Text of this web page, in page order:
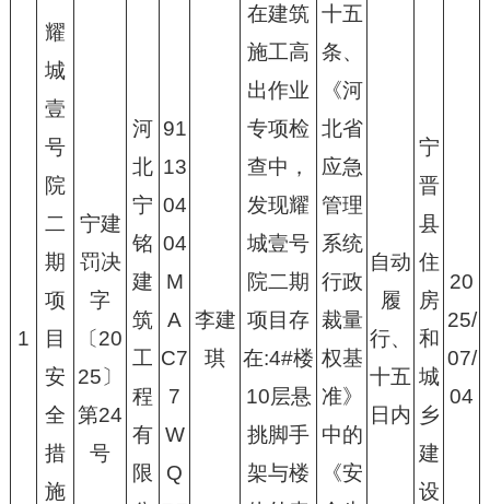
1
耀
城
壹
号
院
二
期
项
目
安
全
措
施
宁建
罚决
字
〔20
25〕
第24
号
河
北
宁
铭
建
筑
工
程
有
限
91
13
04
04
M
A
C7
7
W
Q
李建
琪
在建筑
施工高
出作业
专项检
查中，
发现耀
城壹号
院二期
项目存
在:4#楼
10层悬
挑脚手
架与楼
十五
条、
《河
北省
应急
管理
系统
行政
裁量
权基
准》
中的
《安
自动
履
行、
十五
日内
宁
晋
县
住
房
和
城
乡
建
设
20
25/
07/
04